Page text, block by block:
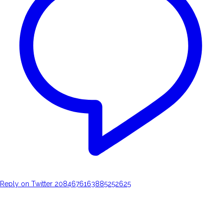
Reply on Twitter 2084676163885252625